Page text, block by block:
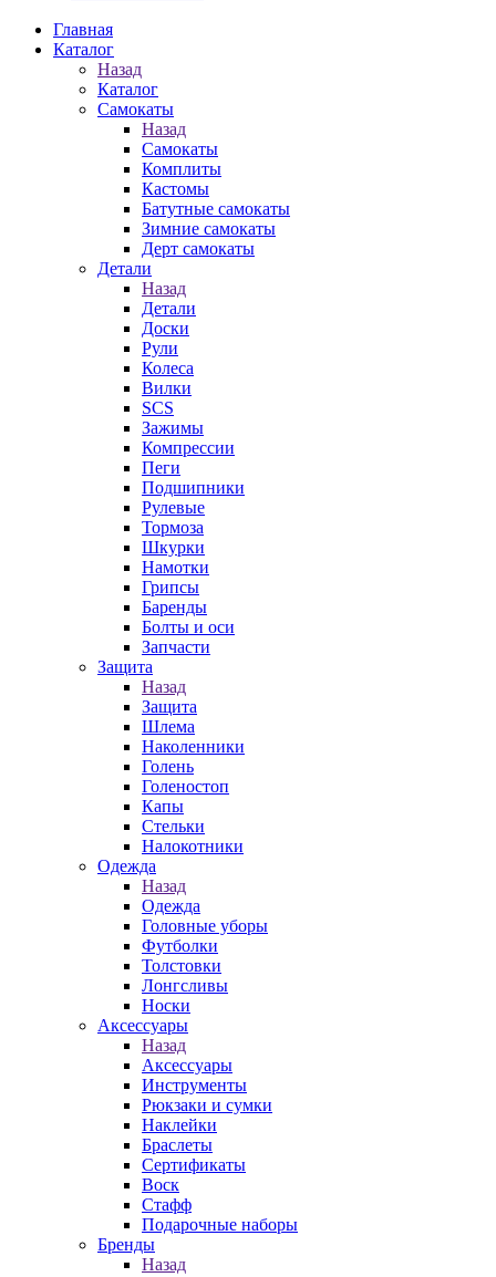
Главная
Каталог
Назад
Каталог
Самокаты
Назад
Самокаты
Комплиты
Кастомы
Батутные самокаты
Зимние самокаты
Дерт самокаты
Детали
Назад
Детали
Доски
Рули
Колеса
Вилки
SCS
Зажимы
Компрессии
Пеги
Подшипники
Рулевые
Тормоза
Шкурки
Намотки
Грипсы
Баренды
Болты и оси
Запчасти
Защита
Назад
Защита
Шлема
Наколенники
Голень
Голеностоп
Капы
Стельки
Налокотники
Одежда
Назад
Одежда
Головные уборы
Футболки
Толстовки
Лонгсливы
Носки
Аксессуары
Назад
Аксессуары
Инструменты
Рюкзаки и сумки
Наклейки
Браслеты
Сертификаты
Воск
Стафф
Подарочные наборы
Бренды
Назад